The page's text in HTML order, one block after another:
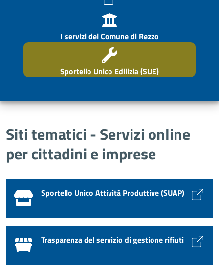
I servizi del Comune di Rezzo
Sportello Unico Edilizia (SUE)
Siti tematici - Servizi online
per cittadini e imprese
Sportello Unico Attività Produttive (SUAP)
Trasparenza del servizio di gestione rifiuti